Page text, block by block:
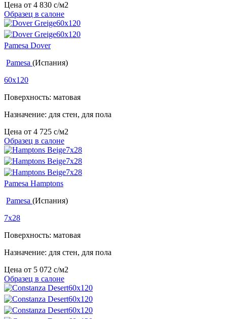
Цена от 4 830 c/м2
Образец в салоне
Pamesa Dover
Pamesa (Испания)
60x120
Поверхность: матовая
Назначение: для стен, для пола
Цена от 4 725 c/м2
Образец в салоне
Pamesa Hamptons
Pamesa (Испания)
7x28
Поверхность: матовая
Назначение: для стен, для пола
Цена от 5 072 c/м2
Образец в салоне